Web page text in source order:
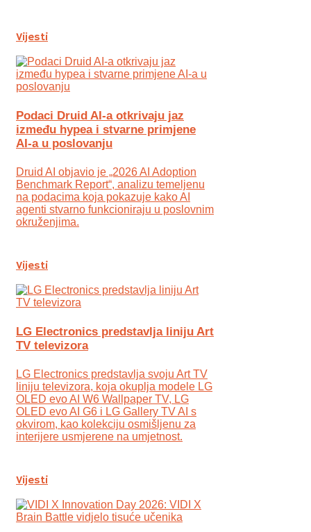
Vijesti
Podaci Druid AI-a otkrivaju jaz
između hypea i stvarne primjene
AI-a u poslovanju
Druid AI objavio je „2026 AI Adoption
Benchmark Report“, analizu temeljenu
na podacima koja pokazuje kako AI
agenti stvarno funkcioniraju u poslovnim
okruženjima.
Vijesti
LG Electronics predstavlja liniju Art
TV televizora
LG Electronics predstavlja svoju Art TV
liniju televizora, koja okuplja modele LG
OLED evo AI W6 Wallpaper TV, LG
OLED evo AI G6 i LG Gallery TV AI s
okvirom, kao kolekciju osmišljenu za
interijere usmjerene na umjetnost.
Vijesti